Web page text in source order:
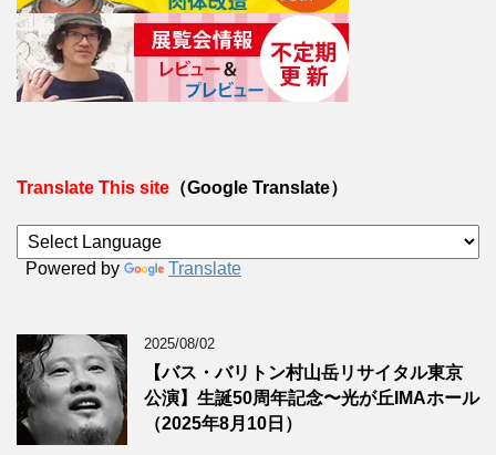
Translate This site （Google Translate）
Powered by Translate
2025/08/02
【バス・バリトン村山岳リサイタル東京
公演】生誕50周年記念〜光が丘IMAホール
（2025年8月10日）